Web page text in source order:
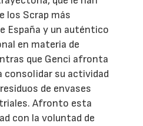
los Scrap más
España y un auténtico
en materia de
que Genci afronta
consolidar su actividad
de envases
Afronto esta
con la voluntad de